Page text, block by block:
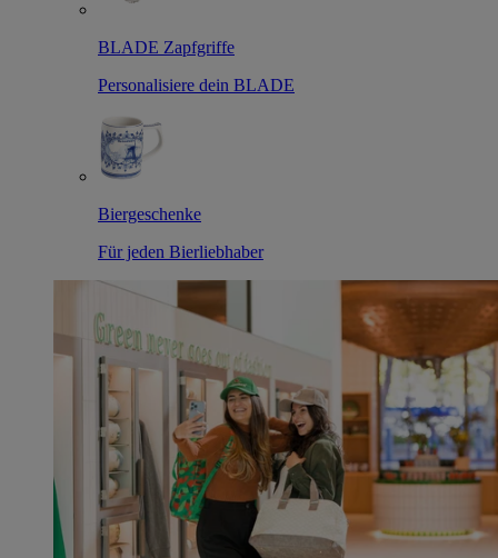
BLADE Zapfgriffe
Personalisiere dein BLADE
Biergeschenke
Für jeden Bierliebhaber